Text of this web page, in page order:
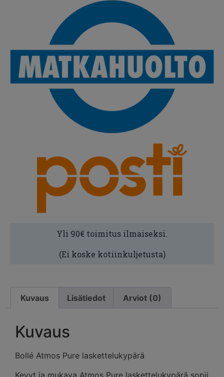
Yli 90€ toimitus ilmaiseksi.
(Ei koske kotiinkuljetusta)
Kuvaus Lisätiedot Arviot (0)
Kuvaus
Bollé Atmos Pure laskettelukypärä
Kevyt ja mukava Atmos Pure laskettelukypärä sopii